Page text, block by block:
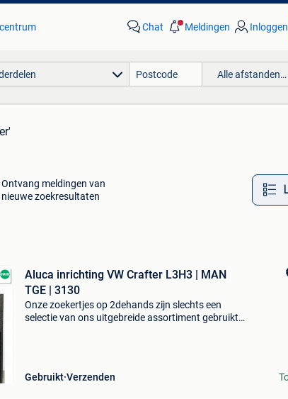
Chat Meldingen Inloggen
Alle afstanden…
Ontvang meldingen van
nieuwe zoekresultaten
Aluca inrichting VW Crafter L3H3 | MAN
TGE | 3130
Onze zoekertjes op 2dehands zijn slechts een
selectie van ons uitgebreide assortiment gebruikte
Gebruikt Verzenden